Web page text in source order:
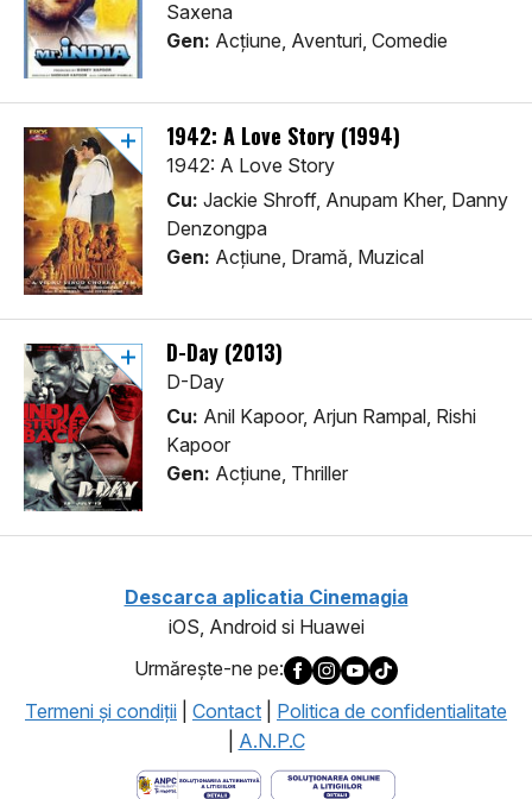
Saxena
Gen: Acţiune, Aventuri, Comedie
1942: A Love Story (1994)
1942: A Love Story
Cu: Jackie Shroff, Anupam Kher, Danny
Denzongpa
Gen: Acţiune, Dramă, Muzical
D-Day (2013)
D-Day
Cu: Anil Kapoor, Arjun Rampal, Rishi
Kapoor
Gen: Acţiune, Thriller
Descarca aplicatia Cinemagia
iOS, Android si Huawei
Urmăreşte-ne pe:
Termeni şi condiţii
Contact
Politica de confidentialitate
A.N.P.C